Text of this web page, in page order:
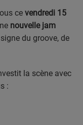
ce vendredi 15
nouvelle jam
du groove, de
la scène avec
: